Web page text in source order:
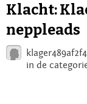
Voor
Login
Klacht:
neppleads
klager489af2f4
in de